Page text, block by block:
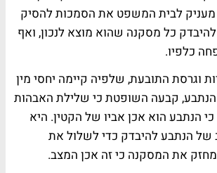
מעניק לבית המשפט את הסמכות להסיק
כל מסקנה שהוא מוצא לנכון, ואף
כלפיו.
וגרסת התובעת, שלפיה קיימה יחסי מין
קבעה השופטת כי שלילת האבהות
הנתבע הוא אכן אביו של הקטין. היא
של הנתבע להיבדק כדי לשלול את
את המסקנה כי זה אכן המצב.